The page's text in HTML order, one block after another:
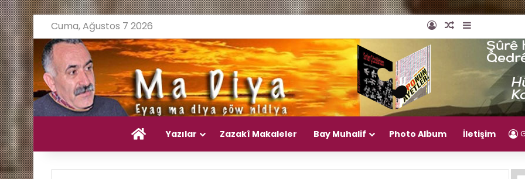
Cuma, Ağustos 7 2026 Giriş YapRastgele Makale
Kenar
Ana Sayfa
Yazılar Zazakî Makaleler Bay Muhalif Photo Album İletişim